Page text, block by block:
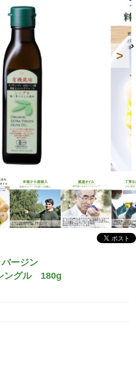
ージン
ングル 180g